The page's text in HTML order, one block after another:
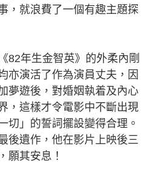
，就浪費了一個有趣主題探
年生金智英》的外柔內剛
亦演活了作為演員丈夫，因
夢遊後，對婚姻執着及內心
，這樣才令電影中不斷出現
切」的誓詞擺設變得合理。
後遺作，他在影片上映後三
願其安息！